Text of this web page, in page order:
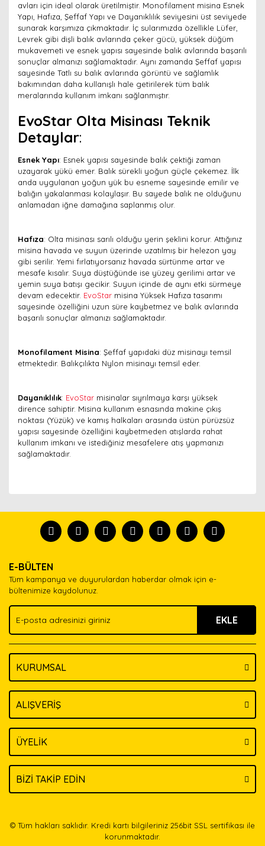
avları için ideal olarak üretilmiştir. Monofilament misina Esnek
Yapı, Hafıza, Şeffaf Yapı ve Dayanıklılık seviyesini üst seviyede
sunarak karşımıza çıkmaktadır. İç sularımızda özellikle Lüfer,
Levrek gibi dişli balık avlarında çeker gücü, yüksek düğüm
mukavemeti ve esnek yapısı sayesinde balık avlarında başarılı
sonuçlar almanızı sağlamaktadır. Aynı zamanda Şeffaf yapısı
sayesinde Tatlı su balık avlarında görüntü ve sağlamlık
bakımından daha kullanışlı hale getirilerek tüm balık
meralarında kullanım imkanı sağlanmıştır.
EvoStar Olta Misinası Teknik
Detaylar:
Esnek Yapı: Esnek yapısı sayesinde balık çektiği zaman
uzayarak yükü emer. Balık sürekli yoğun güçle çekemez. İlk
anda uygulanan yoğun yük bu esneme sayesinde emilir ve
balığın yakalanması kolaylaşır. Bu sayede balık ne olduğunu
anlamadan iğne damağına saplanmış olur.
Hafıza: Olta misinası sarılı olduğu yerin şeklini korur. Attığınız
misina havada ve suyun üzerinde uzatılmış bir helezon yay
gibi serilir. Yemi fırlatıyorsanız havada sürtünme artar ve
mesafe kısalır. Suya düştüğünde ise yüzey gerilimi artar ve
yemin suya batışı gecikir. Suyun içinde de aynı etki sürmeye
devam edecektir. EvoStar misina Yüksek Hafıza tasarımı
sayesinde özelliğini uzun süre kaybetmez ve balık avlarında
başarılı sonuçlar almanızı sağlamaktadır.
Monofilament Misina: Şeffaf yapıdaki düz misinayı temsil
etmektedir. Balıkçılıkta Nylon misinayı temsil eder.
Dayanıklılık: EvoStar misinalar sıyrılmaya karşı yüksek
dirence sahiptir. Misina kullanım esnasında makine çıkış
noktası (Yüzük) ve kamış halkaları arasında üstün pürüzsüz
yapısı sayesinde özelliğini kaybetmeden atışlarda rahat
kullanım imkanı ve istediğiniz mesafelere atış yapmanızı
sağlamaktadır.
tanısın.
formunu kullanarak tarafımıza iletebilirsiniz.
Görüş ve önerileriniz için teşekkür ederiz.
Ürün açıklamasında eksik bilgiler bulunuyor.
Ürün bilgilerinde hatalar bulunuyor.
Ürün fiyatı diğer sitelerden daha pahalı.
Bu ürüne benzer farklı alternatifler olmalı.
E-BÜLTEN
Tüm kampanya ve duyurulardan haberdar olmak için e-
bültenimize kaydolunuz.
EKLE
KURUMSAL
ALIŞVERİŞ
ÜYELİK
BİZİ TAKİP EDİN
© Tüm hakları saklıdır. Kredi kartı bilgileriniz 256bit SSL sertifikası ile
korunmaktadır.